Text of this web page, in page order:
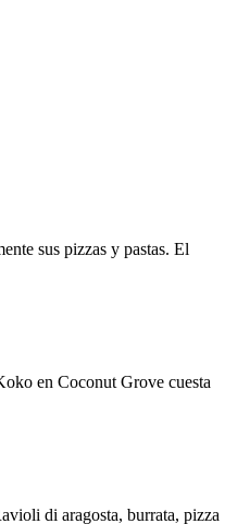
sus pizzas y pastas. El
en Coconut Grove cuesta
di aragosta, burrata, pizza